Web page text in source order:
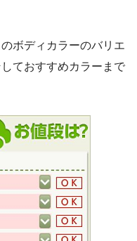
ボディカラーのバリエ
ておすすめカラーまで